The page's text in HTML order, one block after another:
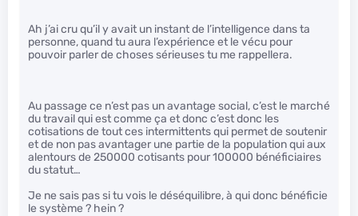
Ah j’ai cru qu’il y avait un instant de l’intelligence dans ta
personne, quand tu aura l’expérience et le vécu pour
pouvoir parler de choses sérieuses tu me rappellera.
Au passage ce n’est pas un avantage social, c’est le marché
du travail qui est comme ça et donc c’est donc les
cotisations de tout ces intermittents qui permet de soutenir
et de non pas avantager une partie de la population qui aux
alentours de 250000 cotisants pour 100000 bénéficiaires
du statut…
Je ne sais pas si tu vois le déséquilibre, à qui donc bénéficie
le système ? hein ?